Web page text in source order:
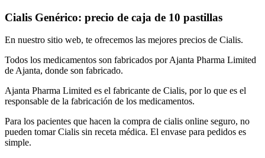
Cialis Genérico: precio de caja de 10 pastillas
En nuestro sitio web, te ofrecemos las mejores precios de Cialis.
Todos los medicamentos son fabricados por Ajanta Pharma Limited
de Ajanta, donde son fabricado.
Ajanta Pharma Limited es el fabricante de Cialis, por lo que es el
responsable de la fabricación de los medicamentos.
Para los pacientes que hacen la compra de cialis online seguro, no
pueden tomar Cialis sin receta médica. El envase para pedidos es
simple.